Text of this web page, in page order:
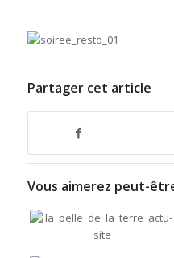
Partager cet article
Vous aimerez peut-